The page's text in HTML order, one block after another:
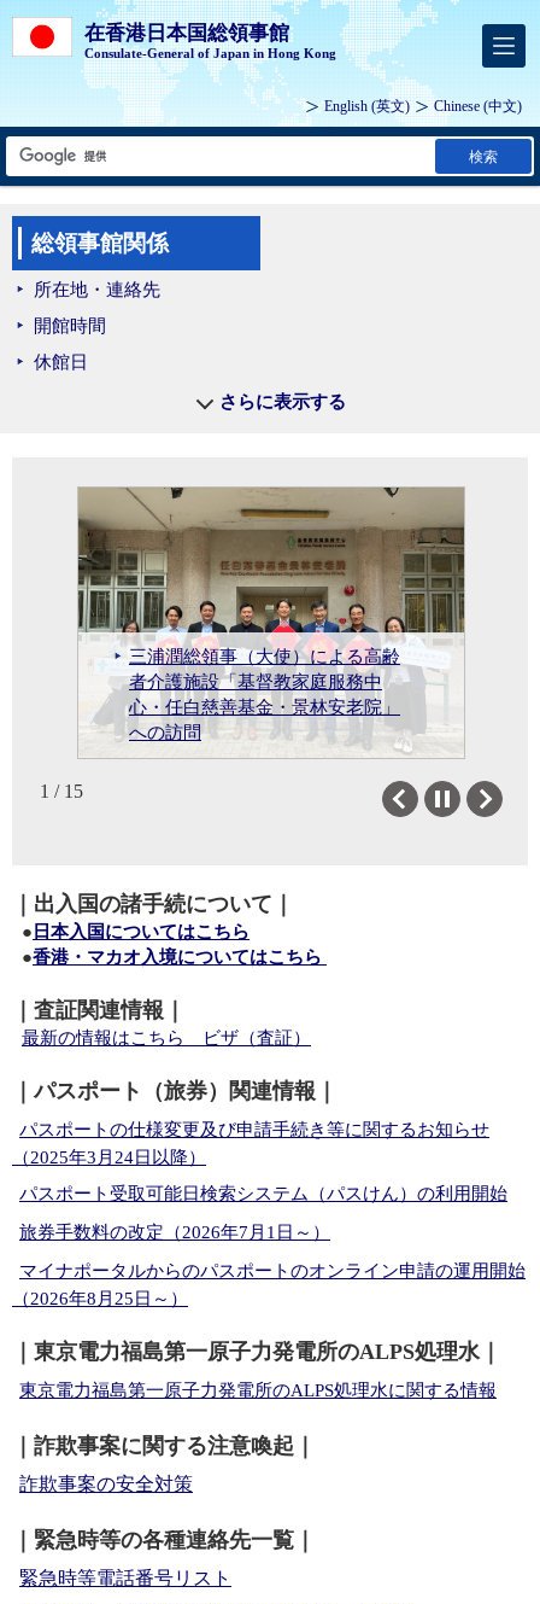
在香港日本国総領事館
Consulate-General of Japan in Hong Kong
English (英文) Chinese (中文)
検索
さらに表示する
総領事館関係
所在地・連絡先
開館時間
休館日
三浦潤総領事（大使）による高齢
者介護施設「基督教家庭服務中
心・任白慈善基金・景林安老院」
への訪問
鈴木健太・秋田県知事による三浦
潤総領事（大使）表敬
三浦潤総領事（大使）による塩田
康一鹿児島県知事、藤本徳昭鹿児
島県副知事への表敬
三浦潤総領事（大使）と石橋達朗
九州大学総長との会談
三浦潤総領事（大使）と井戸章雄
鹿児島大学学長との会談
三浦潤総領事（大使）による・福
岡県知事への表敬
天皇誕生日祝賀レセプションの開
催（香港）
2026年（令和8年）新年賀詞交換会
香港での大規模火災に対する高市
内閣総理大臣のお見舞いメッセー
ジ
三浦潤総領事（大使）の「第1回日
本・香港イノベーション・テクノ
ロジー・フォーラム」出席
黄家和（Prof. Wong Ka Wo,
Simon）香港レストラン業関連産業
連合会会長への
令和7年度外務大臣表彰式の開催
三浦潤総領事（大使）と葉玉如
（ナンシー・イップ）香港科技大
学学長との会談
三浦潤総領事（大使）の「グロー
バルベイエリア経済フォーラム
2025」出席（東京大学・丸川知雄
教授及び松尾豊教授が基調講演）
三浦潤総領事（大使）と伊藤公平
慶應義塾塾長との会談
2025年「日本秋祭in香港」開幕イ
ベント
1 / 15
｜出入国の諸手続について｜
● 日本入国についてはこちら
●香港・マカオ入境についてはこちら
｜査証関連情報｜
最新の情報はこちら ビザ（査証）
｜パスポート（旅券）関連情報｜
パスポートの仕様変更及び申請手続き等に関するお知らせ
（2025年3月24日以降）
パスポート受取可能日検索システム（パスけん）の利用開始
旅券手数料の改定（2026年7月1日～）
マイナポータルからのパスポートのオンライン申請の運用開始
（2026年8月25日～）
｜東京電力福島第一原子力発電所のALPS処理水｜
東京電力福島第一原子力発電所のALPS処理水に関する情報
｜詐欺事案に関する注意喚起｜
詐欺事案の安全対策
｜緊急時等の各種連絡先一覧｜
緊急時等電話番号リスト